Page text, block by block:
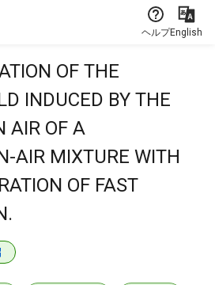
ヘルプEnglish
OF THE
INDUCED BY THE
AIR OF A
AIR MIXTURE WITH
OF FAST